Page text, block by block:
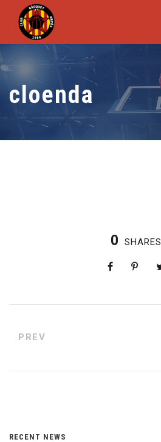
cloenda
0 SHARES
PREV
RECENT NEWS